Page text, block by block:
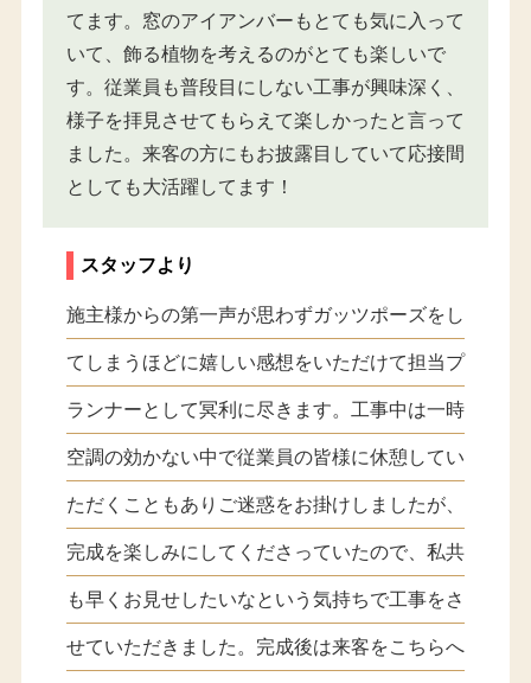
てます。窓のアイアンバーもとても気に入って
いて、飾る植物を考えるのがとても楽しいで
す。従業員も普段目にしない工事が興味深く、
様子を拝見させてもらえて楽しかったと言って
ました。来客の方にもお披露目していて応接間
としても大活躍してます！
スタッフより
施主様からの第一声が思わずガッツポーズをし
てしまうほどに嬉しい感想をいただけて担当プ
ランナーとして冥利に尽きます。工事中は一時
空調の効かない中で従業員の皆様に休憩してい
ただくこともありご迷惑をお掛けしましたが、
完成を楽しみにしてくださっていたので、私共
も早くお見せしたいなという気持ちで工事をさ
せていただきました。完成後は来客をこちらへ